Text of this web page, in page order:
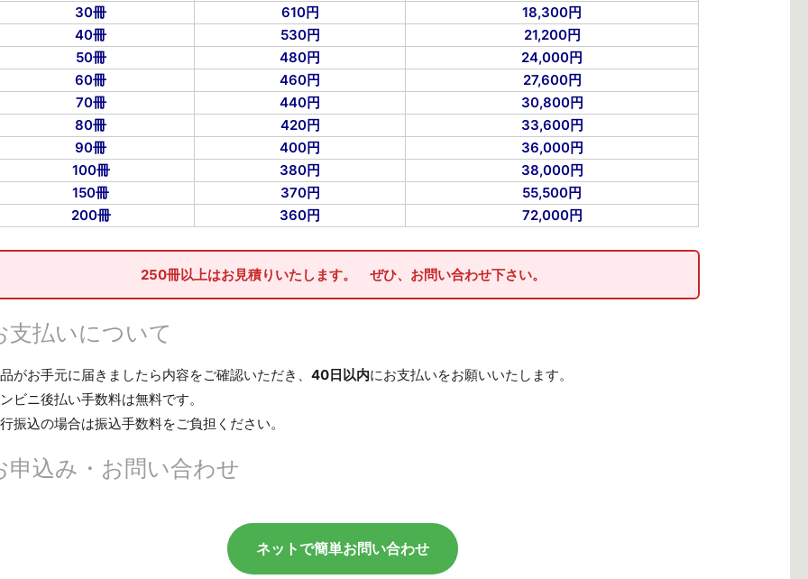
30冊
610円
18,300円
40冊
530円
21,200円
50冊
480円
24,000円
60冊
460円
27,600円
70冊
440円
30,800円
80冊
420円
33,600円
90冊
400円
36,000円
100冊
380円
38,000円
150冊
370円
55,500円
200冊
360円 72,000円
250冊以上はお見積りいたします。 ぜひ、お問い合わせ下さい。
支払いについて
がお手元に届きましたら内容をご確認いただき、 40日以内にお支払いをお願いいたします。
ビニ後払い手数料は無料です。
振込の場合は振込手数料をご負担ください。
申込み・お問い合わせ
ネットで簡単お問い合わせ